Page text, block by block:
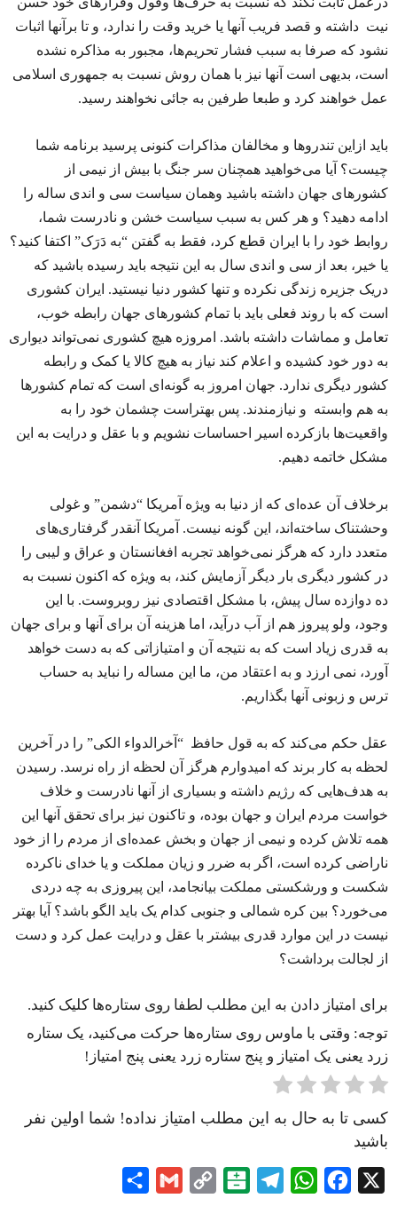
نیت داشته و قصد فریب آنها یا خرید وقت را ندارد، و تا برآنها اثبات
نشود که صرفا به سبب فشار تحریم‌ها، مجبور به مذاکره نشده
است، بدیهی است آنها نیز با همان روش نسبت به جمهوری اسلامی
عمل خواهند کرد و طبعا طرفین به جائی نخواهند رسید.
باید ازاین تندروها و مخالفان مذاکرات کنونی پرسید برنامه شما
چیست؟ آیا می‌خواهید همچنان سر جنگ با بیش از نیمی از
کشورهای جهان داشته باشید وهمان سیاست سی و اندی ساله را
ادامه دهید؟ و هر کس به سبب سیاست خشن و نادرست شما،
روابط خود را با ایران قطع کرد، فقط به گفتن “به دَرَک” اکتفا کنید؟
یا خیر، بعد از سی و اندی سال به این نتیجه باید رسیده باشید که
دریک جزیره زندگی نکرده و تنها کشور دنیا نیستید. ایران کشوری
است که با روند فعلی باید با تمام کشورهای جهان رابطه خوب،
تعامل و مماشات داشته باشد. امروزه هیچ کشوری نمی‌تواند دیواری
به دور خود کشیده و اعلام کند نیاز به هیچ کالا یا کمک و رابطه
کشور دیگری ندارد. جهان امروز به گونه‌ای‌ است که تمام کشورها
به هم وابسته و نیازمندند. پس بهتراست چشمان خود را به
واقعیت‌ها بازکرده اسیر احساسات نشویم و با عقل و درایت به این
مشکل خاتمه دهیم.
برخلاف آن عده‌ای که از دنیا به ویژه آمریکا “دشمن” و غولی
وحشتناک ساخته‌اند، این گونه نیست. آمریکا آنقدر گرفتاری‌های
متعدد دارد که هرگز نمی‌خواهد تجربه افغانستان و عراق و لیبی را
در کشور دیگری بار دیگر آزمایش کند، به ویژه که اکنون نسبت به
ده دوازده سال پیش، با مشکل اقتصادی نیز روبروست. با این
وجود، ولو پیروز هم از آب درآید، اما هزینه آن برای آنها و برای جهان
به قدری زیاد است که به نتیجه آن و امتیازاتی که به دست خواهد
آورد، نمی ارزد و به اعتقاد من، ما این مساله را نباید به حساب
ترس و زبونی آنها بگذاریم.
عقل حکم می‌کند که به قول حافظ “آخرالدواء الکی” را در آخرین
لحظه به کار برند که امیدوارم هرگز آن لحظه از راه نرسد. رسیدن
به هدف‌هایی که رژیم داشته و بسیاری از آنها نادرست و خلاف
خواست مردم ایران و جهان بوده، و تاکنون نیز برای تحقق آنها این
همه تلاش کرده و نیمی از جهان و بخش عمده‌ای از مردم را از خود
ناراضی کرده است، اگر به ضرر و زیان مملکت و یا خدای ناکرده
شکست و ورشکستی مملکت بیانجامد، این پیروزی به چه دردی
می‌خورد؟ بین کره شمالی و جنوبی کدام یک باید الگو باشد؟ آیا بهتر
نیست در این موارد قدری بیشتر با عقل و درایت عمل کرد و دست
از لجالت برداشت؟
برای امتیاز دادن به این مطلب لطفا روی ستاره‌ها کلیک کنید.
توجه: وقتی با ماوس روی ستاره‌ها حرکت می‌کنید، یک ستاره
زرد یعنی یک امتیاز و پنج ستاره زرد یعنی پنج امتیاز!
کسی تا به حال به این مطلب امتیاز نداده! شما اولین نفر
باشید
X
Facebook
WhatsApp
Telegram
Balatarin
Copy
Gmail